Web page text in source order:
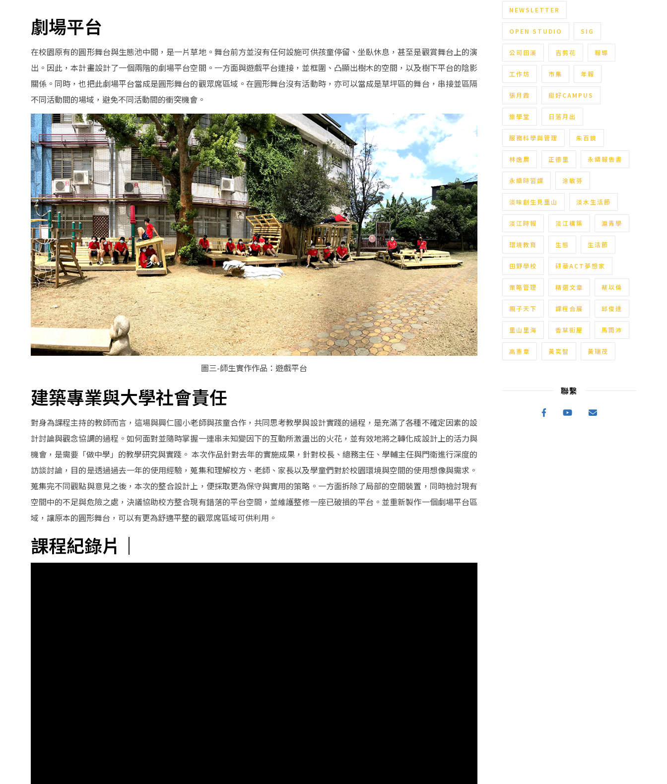
劇場平台
在校園原有的圓形舞台與生態池中間，是一片草地。舞台前方並沒有任何設施可供孩童停留、坐臥休息，甚至是觀賞舞台上的演
出。因此，本計畫設計了一個兩階的劇場平台空間。一方面與遊戲平台連接，並框圍、凸顯出樹木的空間，以及樹下平台的陰影
關係。同時，也把此劇場平台當成是圓形舞台的觀眾席區域。在圓形舞台沒有活動時，亦可以當成是草坪區的舞台，串接並區隔
不同活動間的場域，避免不同活動間的衝突機會。
圖三-師生實作作品：遊戲平台
建築專業與大學社會責任
對身為課程主持的教師而言，這場與興仁國小老師與孩童合作，共同思考教學與設計實踐的過程，是充滿了各種不確定因素的設
計討論與觀念協調的過程。如何面對並隨時掌握一連串未知變因下的互動所激盪出的火花，並有效地將之轉化成設計上的活力與
機會，是需要「做中學」的教學研究與實踐。 本次作品針對去年的實施成果，針對校長、總務主任、學輔主任與門衛進行深度的
訪談討論，目的是透過過去一年的使用經驗，蒐集和理解校方、老師、家長以及學童們對於校園環境與空間的使用想像與需求。
蒐集完不同觀點與意見之後，本次的整合設計上，便採取更為保守與實用的策略。一方面拆除了局部的空間裝置，同時檢討現有
空間中的不足與危險之處，決議協助校方整合現有錯落的平台空間，並維護整修一座已破損的平台。並重新製作一個劇場平台區
域，讓原本的圓形舞台，可以有更為舒適平整的觀眾席區域可供利用。
課程紀錄片｜
NEWSLETTER
OPEN STUDIO SIG
公司田溪 吉剪花 報導
工作坊 市集 年報
張月霞 挺好CAMPUS
旅學堂 日落月出
服務科學與管理 朱百鏡
林逸農 正德里 永續報告書
永續時習課 涂敏芬
淡味創生見里山 淡水生活節
淡江時報 淡江構築 滬青學
環境教育 生態 生活節
田野學校 研華ACT夢想家
策略管理 精選文章 蔡以倫
親子天下 課程合展 邱俊達
里山里海 香草街屋 馬雨沛
高憲章 黃奕智 黃瑞茂
聯繫